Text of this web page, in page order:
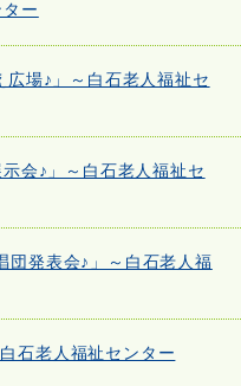
ー
場♪」～白石老人福祉セ
会♪」～白石老人福祉セ
発表会♪」～白石老人福
石老人福祉センター